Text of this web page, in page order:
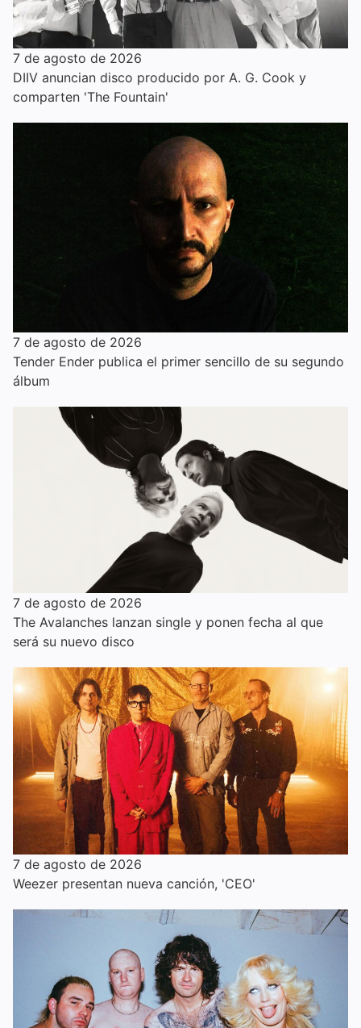
7 de agosto de 2026
DIIV anuncian disco producido por A. G. Cook y
comparten 'The Fountain'
7 de agosto de 2026
Tender Ender publica el primer sencillo de su segundo
álbum
7 de agosto de 2026
The Avalanches lanzan single y ponen fecha al que
será su nuevo disco
7 de agosto de 2026
Weezer presentan nueva canción, 'CEO'